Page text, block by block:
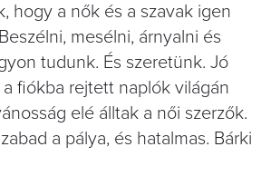
hogy a nők és a szavak igen
mesélni, árnyalni és
tudunk. És szeretünk. Jó
fiókba rejtett naplók világán
elé álltak a női szerzők.
a pálya, és hatalmas. Bárki